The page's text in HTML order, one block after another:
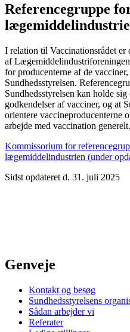
Referencegruppe
I relation til Vaccinationsrådet er
af
for producenterne af de
Sundhedsstyrelsen.
Sundhedsstyrelsen kan holde
godkendelser af vacciner, og at
orientere vaccineproducenterne
arbejde med vaccination generelt.
Kommissorium for
lægemiddelindustrien (under
Sidst opdateret d. 31. juli 2025
Genveje
Kontakt og besøg
Sundhedsstyrelsens
Sådan arbejder vi
Referater